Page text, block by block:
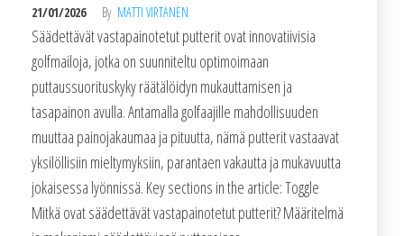
21/01/2026 By MATTI VIRTANEN
Säädettävät vastapainotetut putterit ovat innovatiivisia
golfmailoja, jotka on suunniteltu optimoimaan
puttaussuorituskyky räätälöidyn mukauttamisen ja
tasapainon avulla. Antamalla golfaajille mahdollisuuden
muuttaa painojakaumaa ja pituutta, nämä putterit vastaavat
yksilöllisiin mieltymyksiin, parantaen vakautta ja mukavuutta
jokaisessa lyönnissä. Key sections in the article: Toggle
Mitkä ovat säädettävät vastapainotetut putterit? Määritelmä